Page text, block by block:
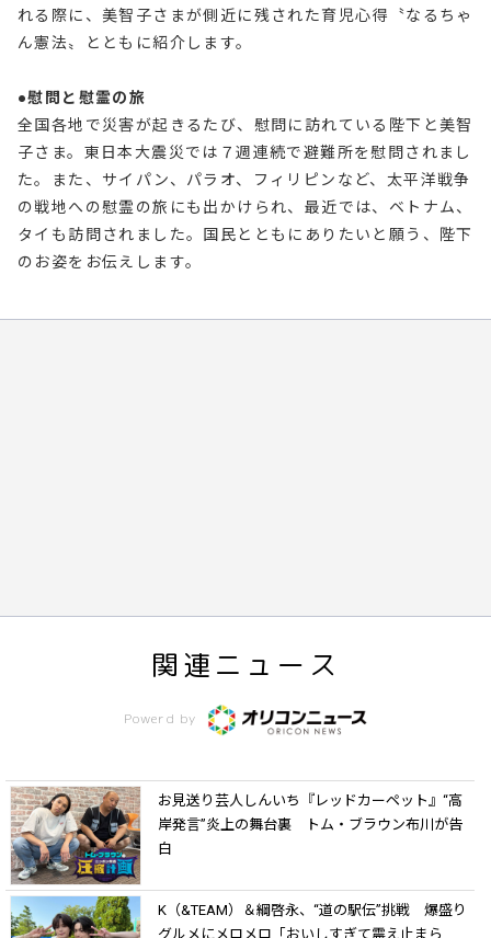
れる際に、美智子さまが側近に残された育児心得〝なるちゃ
ん憲法〟とともに紹介します。
●慰問と慰霊の旅
全国各地で災害が起きるたび、慰問に訪れている陛下と美智
子さま。東日本大震災では７週連続で避難所を慰問されまし
た。また、サイパン、パラオ、フィリピンなど、太平洋戦争
の戦地への慰霊の旅にも出かけられ、最近では、ベトナム、
タイも訪問されました。国民とともにありたいと願う、陛下
のお姿をお伝えします。
関連ニュース
Powerd by
お見送り芸人しんいち『レッドカーペット』“高
岸発言”炎上の舞台裏 トム・ブラウン布川が告
白
K（&TEAM）＆綱啓永、“道の駅伝”挑戦 爆盛り
グルメにメロメロ「おいしすぎて震え止まら